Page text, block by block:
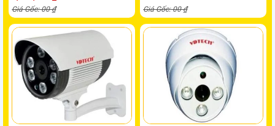
Giá Gốc: 00 ₫ Giá Gốc: 00 ₫